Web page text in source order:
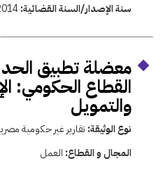
سنة الإصدار/السنة القضائية:
معضلة تطبيق الحد
القطاع الحكومي:
والتمويل
نوع الوثيقة: تقارير غير حكومية
المجال و القطاع: العمل